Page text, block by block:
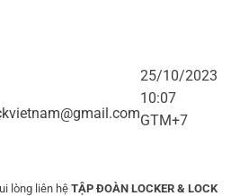
25/10/2023
10:07
GTM+7
lòng liên hệTẬP ĐOÀN LOCKER & LOCK